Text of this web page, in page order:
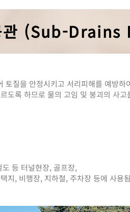
관 (Sub-
토질을 안정시키고 서리피해를 예방하
도록 하므로 물의 고임 및 붕괴의 사고
등 터널현장, 골프장,
지, 비행장, 지하철, 주차장 등에 사용